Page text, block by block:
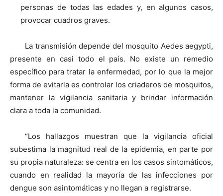
personas de todas las edades y, en algunos casos,
provocar cuadros graves.
La transmisión depende del mosquito Aedes aegypti,
presente en casi todo el país. No existe un remedio
específico para tratar la enfermedad, por lo que la mejor
forma de evitarla es controlar los criaderos de mosquitos,
mantener la vigilancia sanitaria y brindar información
clara a toda la comunidad.
“Los hallazgos muestran que la vigilancia oficial
subestima la magnitud real de la epidemia, en parte por
su propia naturaleza: se centra en los casos sintomáticos,
cuando en realidad la mayoría de las infecciones por
dengue son asintomáticas y no llegan a registrarse.